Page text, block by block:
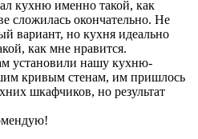
кухню именно такой, как
сложилась окончательно. Не
вариант, но кухня идеально
как мне нравится.
установили нашу кухню-
кривым стенам, им пришлось
шкафчиков, но результат